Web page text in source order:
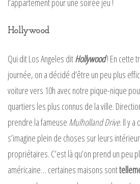
l’appartement pour une soirée jeu !
Hollywood
Qui dit Los Angeles ditHollywood! En cette
journée, on a décidé d’être un peu plus
voiture vers 10h avec notre pique-nique
quartiers les plus connus de la ville.
prendre la fameuse Mulholland Drive. Il y a
s’imagine plein de choses sur leurs
propriétaires. C’est là qu’on prend un peu
américaine… certaines maisons sont